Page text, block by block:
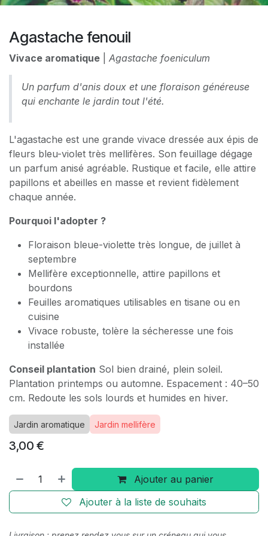
Agastache fenouil
Vivace aromatique Agastache foeniculum
Un parfum d'anis doux et une floraison généreuse
qui enchante le jardin tout l'été.
L'agastache est une grande vivace dressée aux épis de
fleurs bleu-violet très mellifères. Son feuillage dégage
un parfum anisé agréable. Rustique et facile, elle attire
papillons et abeilles en masse et revient fidèlement
chaque année.
Pourquoi l'adopter ?
Floraison bleue-violette très longue, de juillet à
septembre
Mellifère exceptionnelle, attire papillons et
bourdons
Feuilles aromatiques utilisables en tisane ou en
cuisine
Vivace robuste, tolère la sécheresse une fois
installée
Conseil plantation Sol bien drainé, plein soleil.
Plantation printemps ou automne. Espacement : 40–50
cm. Redoute les sols lourds et humides en hiver.
Jardin aromatique Jardin mellifère
3,00 €
Ajouter au panier
Ajouter à la liste de souhaits